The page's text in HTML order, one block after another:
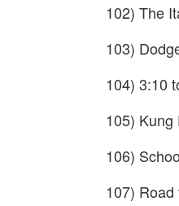
102) The
103)
104) 3:10
105) Kung
106)
107)